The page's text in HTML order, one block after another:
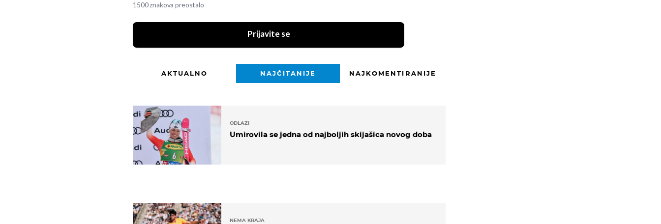
1500 znakova preostalo
Prijavite se
AKTUALNO NAJČITANIJE NAJKOMENTIRANIJE
ODLAZI
Umirovila se jedna od najboljih skijašica novog doba
NEMA KRAJA